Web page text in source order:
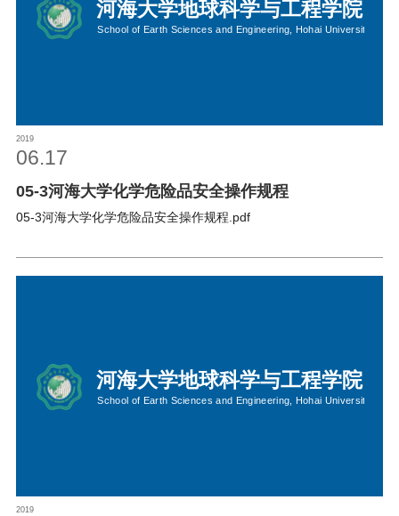
2019
06.17
05-3河海大学化学危险品安全操作规程
05-3河海大学化学危险品安全操作规程.pdf
2019